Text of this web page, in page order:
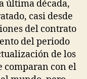
última década,
casi desde
del contrato
del periodo
de los
comparan con el